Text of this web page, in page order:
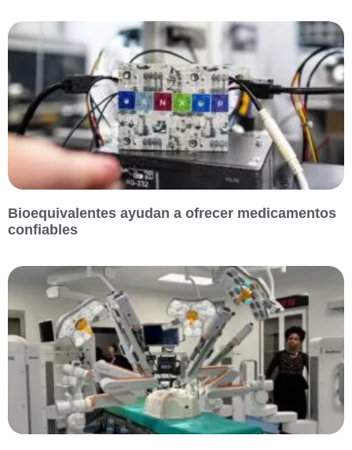
Bioequivalentes ayudan a ofrecer medicamentos
confiables